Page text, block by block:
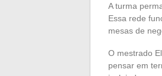
A turma
Essa rede
mesas de
O mestrado
pensar em